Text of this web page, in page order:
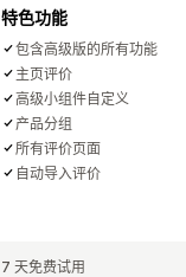
特色功能
包含高级版的所有功能
主页评价
高级小组件自定义
产品分组
所有评价页面
自动导入评价
7 天免费试用